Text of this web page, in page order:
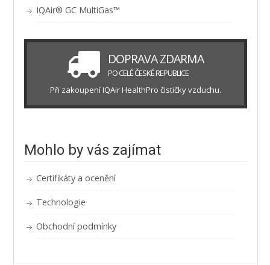
IQAir® GC MultiGas™
DOPRAVA ZDARMA
PO CELÉ ČESKÉ REPUBLICE
Při zakoupení IQAir HealthPro čističky vzduchu.
Mohlo by vás zajímat
Certifikáty a ocenění
Technologie
Obchodní podmínky